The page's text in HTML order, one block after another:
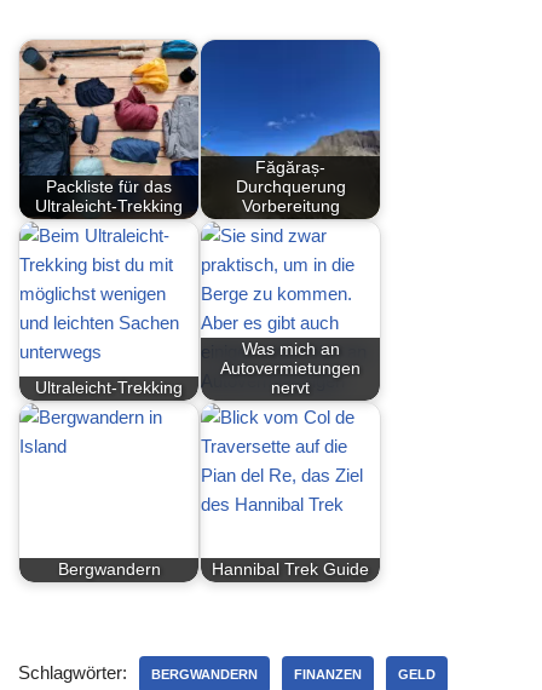
Packliste für das
Ultraleicht-Trekking
Făgăraș-
Durchquerung
Vorbereitung
Ultraleicht-Trekking
Was mich an
Autovermietungen
nervt
Bergwandern Hannibal Trek Guide
Schlagwörter: BERGWANDERN FINANZEN GELD